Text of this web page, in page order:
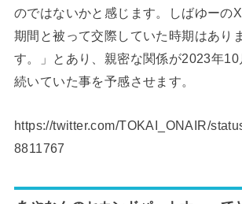
のではないかと感じます。しばゆーの
期間と被って交際していた時期はあり
す。」とあり、親密な関係が2023年10
続いていた事を予感させます。
https://twitter.com/TOKAI_ONAIR/
8811767